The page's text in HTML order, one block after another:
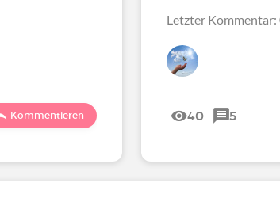
Kommentieren
Letzter Kommentar:
40 5